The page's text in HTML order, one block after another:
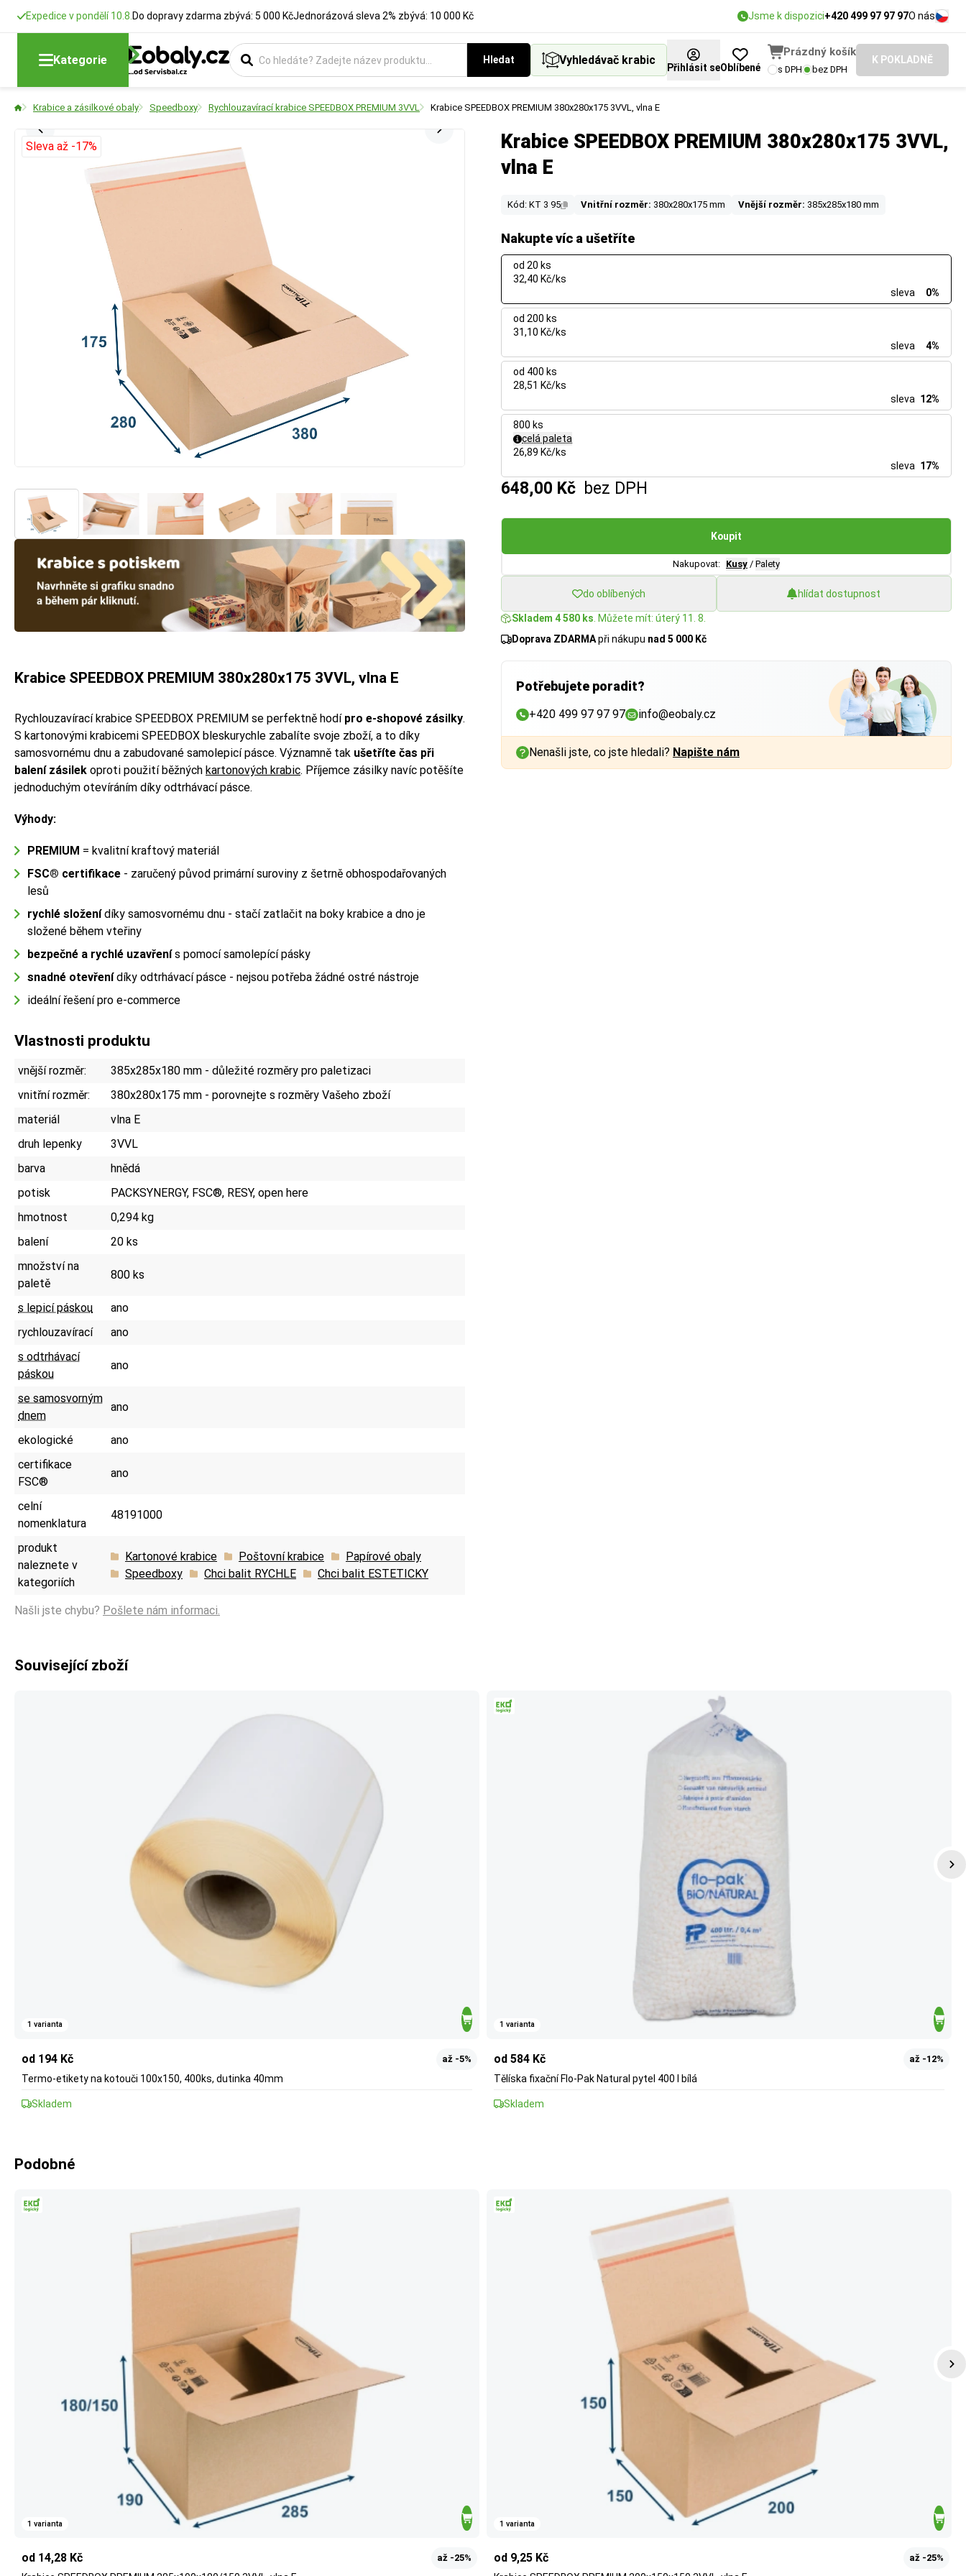
Expedice v pondělí 10.8. Do dopravy zdarma zbývá: 5 000 KčJednorázová sleva 2% zbývá: 10 000 Kč Jsme k dispozici+420 499 97 97 97O nás
Kategorie Hledat Vyhledávač krabic
Přihlásit seOblíbené
Prázdný košík
s DPH bez DPH
K POKLADNĚ
Krabice a zásilkové obaly Speedboxy Rychlouzavírací krabice SPEEDBOX PREMIUM 3VVL Krabice SPEEDBOX PREMIUM 380x280x175 3VVL, vlna E
Krabice SPEEDBOX PREMIUM 380x280x175 3VVL,
vlna E
Kód: KT 3 95 Vnitřní rozměr: 380x280x175 mm Vnější rozměr: 385x285x180 mm
Nakupte víc a ušetříte
od 20 ks
32,40 Kč/ks
sleva
0%
od 200 ks
31,10 Kč/ks
sleva
4%
od 400 ks
28,51 Kč/ks
sleva 12%
800 ks
celá paleta
26,89 Kč/ks
sleva 17%
648,00 Kč bez DPH
Koupit
Nakupovat: Kusy / Palety
do oblíbených hlídat dostupnost
Skladem 4 580 ks . Můžete mít: úterý 11. 8.
Doprava ZDARMApři nákupu nad 5 000 Kč
Potřebujete poradit?
+420 499 97 97 97 info@eobaly.cz
Nenašli jste, co jste hledali? Napište nám
Sleva až -17%
Krabice SPEEDBOX PREMIUM 380x280x175 3VVL, vlna E
Rychlouzavírací krabice SPEEDBOX PREMIUM se perfektně hodí pro e-shopové zásilky.
S kartonovými krabicemi SPEEDBOX bleskurychle zabalíte svoje zboží, a to díky
samosvornému dnu a zabudované samolepicí pásce. Významně tak ušetříte čas při
balení zásilek oproti použití běžných kartonových krabic. Příjemce zásilky navíc potěšíte
jednoduchým otevíráním díky odtrhávací pásce.
Výhody:
PREMIUM = kvalitní kraftový materiál
FSC® certifikace - zaručený původ primární suroviny z šetrně obhospodařovaných
lesů
rychlé složenídíky samosvornému dnu - stačí zatlačit na boky krabice a dno je
složené během vteřiny
bezpečné a rychlé uzavřenís pomocí samolepící pásky
snadné otevřenídíky odtrhávací pásce - nejsou potřeba žádné ostré nástroje
ideální řešení pro e-commerce
Vlastnosti produktu
vnější rozměr:
385x285x180 mm - důležité rozměry pro paletizaci
vnitřní rozměr:
380x280x175 mm - porovnejte s rozměry Vašeho zboží
materiál
vlna E
druh lepenky
3VVL
barva
hnědá
potisk
PACKSYNERGY, FSC®, RESY, open here
hmotnost
0,294 kg
balení
20 ks
množství na
paletě
800 ks
s lepicí páskou
ano
rychlouzavírací
ano
s odtrhávací
páskou
ano
se samosvorným
dnem
ano
ekologické
ano
certifikace
FSC®
ano
celní
nomenklatura
48191000
produkt
naleznete v
kategoriích
Kartonové krabice Poštovní krabice
Papírové obaly
Speedboxy
Chci balit RYCHLE Chci balit ESTETICKY
Našli jste chybu? Pošlete nám informaci.
Související zboží
1 varianta
od 194 Kč až -5%
Termo-etikety na kotouči 100x150, 400ks, dutinka 40mm
Skladem
1 varianta
od 584 Kč až -12%
Tělíska fixační Flo-Pak Natural pytel 400 l bílá
Skladem
Podobné
1 varianta
od 14,28 Kč až -25%
1 varianta
od 9,25 Kč až -25%